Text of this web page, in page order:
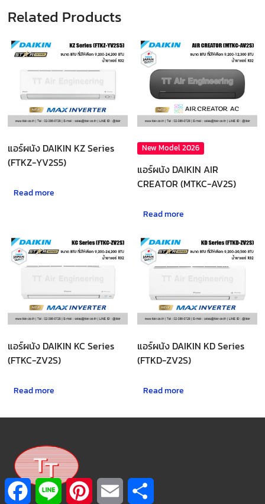
Related Products
แอร์ผนัง DAIKIN KZ Series
(FTKZ-YV2S5)
Read more
New Model 2026
แอร์ผนัง DAIKIN AIR
CREATOR (MTKC-AV2S)
Read more
แอร์ผนัง DAIKIN KC Series
(FTKC-ZV2S)
Read more
แอร์ผนัง DAIKIN KD Series
(FTKD-ZV2S)
Read more
F L P E